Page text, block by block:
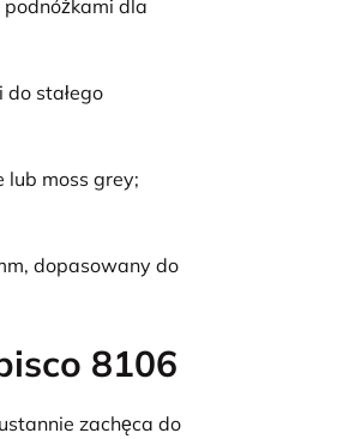
dla
do stałego
lub moss grey;
dopasowany do
8106
zachęca do